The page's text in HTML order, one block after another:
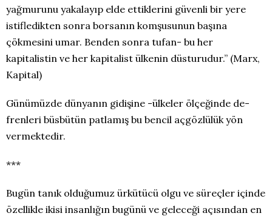
yağmurunu yakalayıp elde ettiklerini güvenli bir yere
istifledikten sonra borsanın komşusunun başına
çökmesini umar. Benden sonra tufan- bu her
kapitalistin ve her kapitalist ülkenin düsturudur.” (Marx,
Kapital)
Günümüzde dünyanın gidişine -ülkeler ölçeğinde de-
frenleri büsbütün patlamış bu bencil açgözlülük yön
vermektedir.
***
Bugün tanık olduğumuz ürkütücü olgu ve süreçler içinde
özellikle ikisi insanlığın bugünü ve geleceği açısından en